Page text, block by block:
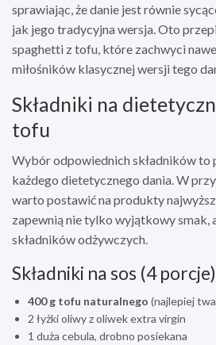
sprawiając, że danie jest równie
jak jego tradycyjna wersja. Oto
spaghetti z tofu, które zachwyci
miłośników klasycznej wersji tego
Składniki na
tofu
Wybór odpowiednich składników to
każdego dietetycznego dania. W
warto postawić na produkty
zapewnią nie tylko wyjątkowy smak,
składników odżywczych.
Składniki na sos (4
400 g tofu naturalnego (najlepiej
2 łyżki oliwy z oliwek extra virgin
1 duża cebula, drobno posiekana